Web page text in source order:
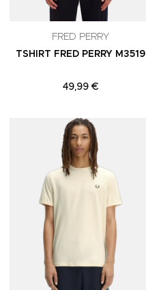
FRED PERRY
TSHIRT FRED PERRY M3519
49,99 €